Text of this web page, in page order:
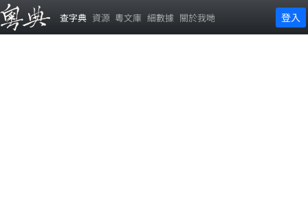
查字典 資源 粵文庫 細數據 關於我哋 登入